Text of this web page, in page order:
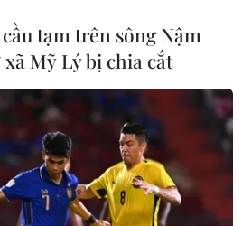
các sản phẩm để trả
tạm trên sông Nậm
Mỹ Lý bị chia cắt